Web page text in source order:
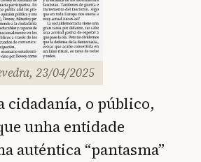
23/04/2025
cidadanía, o público,
unha entidade
auténtica “pantasma”